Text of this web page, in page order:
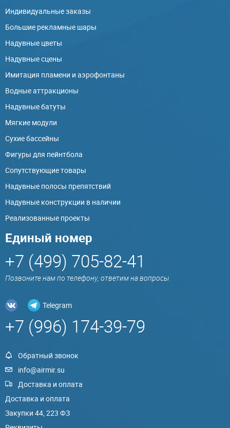
Индивидуальные заказы
Большие рекламные шары
Надувные цветы
Надувные сцены
Имитация пламени и аэрофонтаны
Водные аттракционы
Надувные батуты
Мягкие модули
Сухие бассейны
Фигуры для пейнтбола
Сопутствующие товары
Надувные полосы препятствий
Надувные конструкции в наличии
Реализованные проекты
Единый номер
+7 (499) 705-82-41
Позвоните нам по телефону, ответим на вопросы
Telegram
+7 (996) 174-39-79
Обратный звонок
info@airmir.su
Доставка и оплата
Доставка и оплата
Закупки 44, 223 ФЗ